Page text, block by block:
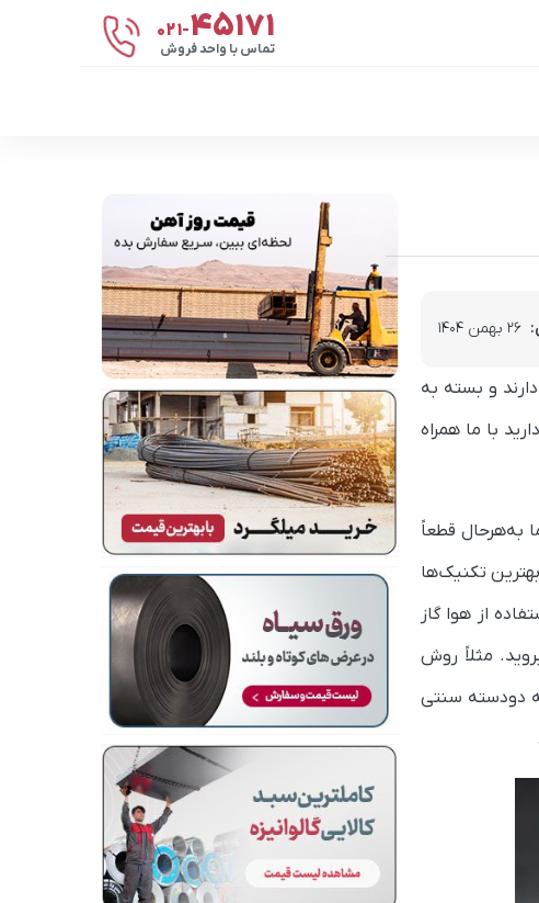
021-۴۵۱۷۱
تماس با واحد فروش
۲۶ بهمن ۱۴۰۴
و بسته به
با ما همراه
به‌هرحال قطعاً
تکنیک‌ها
از هوا گاز
مثلاً روش
دودسته سنتی